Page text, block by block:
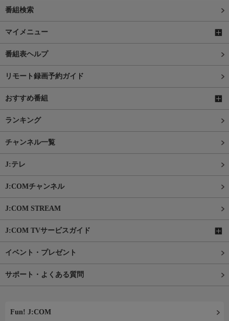
番組検索
マイメニュー
番組表ヘルプ
リモート録画予約ガイド
おすすめ番組
ランキング
チャンネル一覧
J:テレ
J:COMチャンネル
J:COM STREAM
J:COM TVサービスガイド
イベント・プレゼント
サポート・よくある質問
Fun! J:COM